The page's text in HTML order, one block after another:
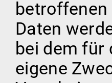
Daten
bei dem für
eigene